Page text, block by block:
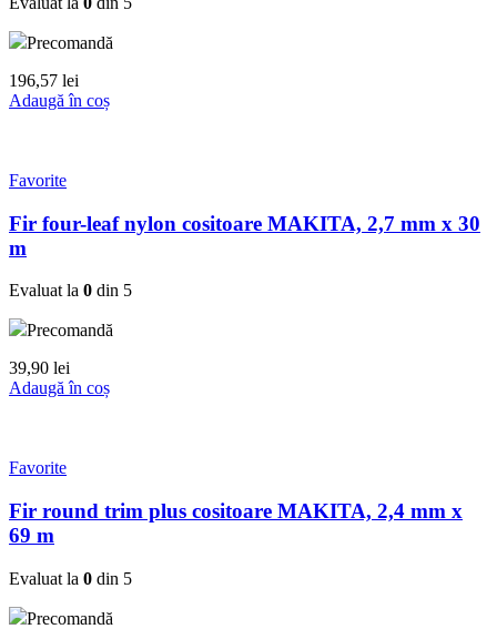
Precomandă
196,57 lei
Adaugă în coș
Favorite
Fir four-leaf nylon cositoare MAKITA, 2,7 mm x 30
m
Evaluat la 0 din 5
Precomandă
39,90 lei
Adaugă în coș
Favorite
Fir round trim plus cositoare MAKITA, 2,4 mm x
69 m
Evaluat la 0 din 5
Precomandă